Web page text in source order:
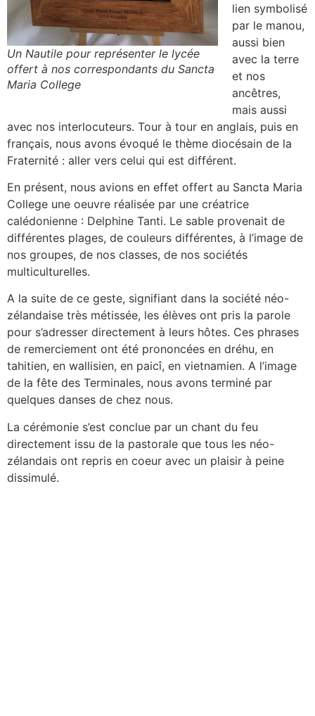
Un Nautile pour représenter le lycée
offert à nos correspondants du Sancta
Maria College
lien symbolisé
par le manou,
aussi bien
avec la terre
et nos
ancêtres,
mais aussi
avec nos interlocuteurs. Tour à tour en anglais, puis en
français, nous avons évoqué le thème diocésain de la
Fraternité : aller vers celui qui est différent.
En présent, nous avions en effet offert au Sancta Maria
College une oeuvre réalisée par une créatrice
calédonienne : Delphine Tanti. Le sable provenait de
différentes plages, de couleurs différentes, à l’image de
nos groupes, de nos classes, de nos sociétés
multiculturelles.
A la suite de ce geste, signifiant dans la société néo-
zélandaise très métissée, les élèves ont pris la parole
pour s’adresser directement à leurs hôtes. Ces phrases
de remerciement ont été prononcées en dréhu, en
tahitien, en wallisien, en paicî, en vietnamien. A l’image
de la fête des Terminales, nous avons terminé par
quelques danses de chez nous.
La cérémonie s’est conclue par un chant du feu
directement issu de la pastorale que tous les néo-
zélandais ont repris en coeur avec un plaisir à peine
dissimulé.